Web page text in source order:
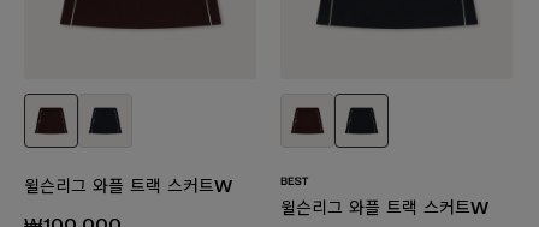
윌슨리그 와플 트랙 스커트W
윌슨리그 와플 트랙 스커트W